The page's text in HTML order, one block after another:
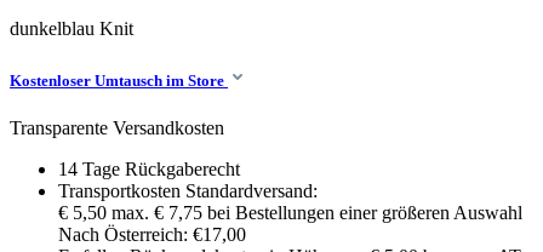
dunkelblau Knit
Kostenloser Umtausch im Store
Transparente Versandkosten
14 Tage Rückgaberecht
Transportkosten Standardversand:
€ 5,50 max. € 7,75 bei Bestellungen einer größeren Auswahl
Nach Österreich: €17,00